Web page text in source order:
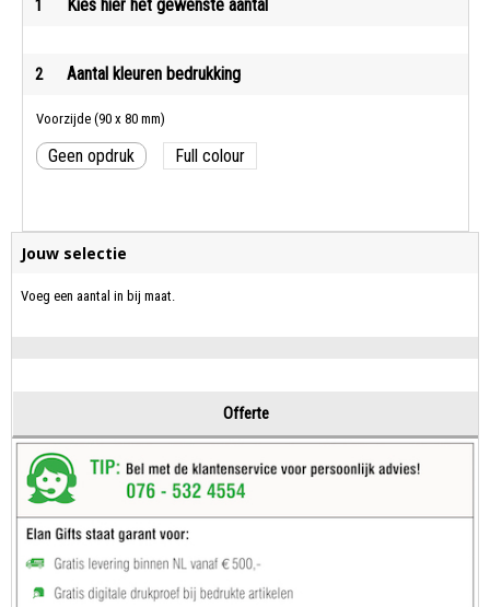
1 Kies hier het gewenste aantal
2 Aantal kleuren bedrukking
Voorzijde (90 x 80 mm)
Geen opdruk Full colour
Jouw selectie
Voeg een aantal in bij maat.
Offerte